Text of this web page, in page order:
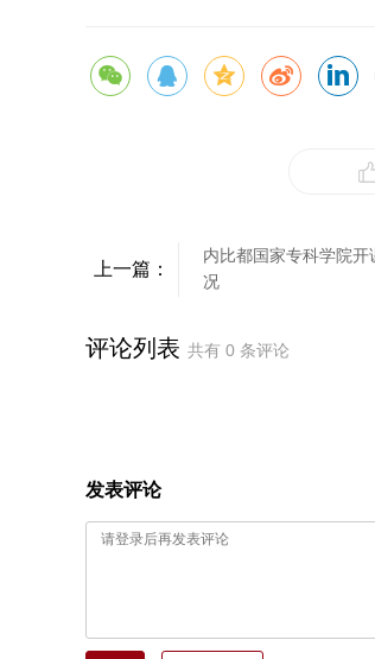
上一篇：
内比都国家专科学院开
况
评论列表 共有 0 条评论
发表评论